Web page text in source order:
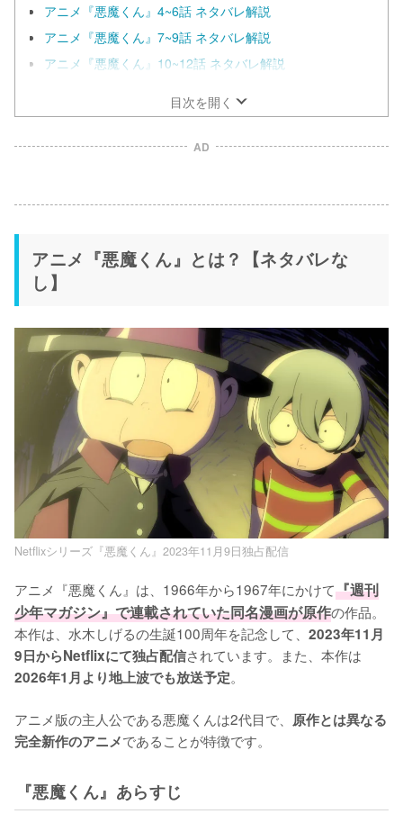
アニメ『悪魔くん』4~6話 ネタバレ解説
アニメ『悪魔くん』7~9話 ネタバレ解説
アニメ『悪魔くん』10~12話 ネタバレ解説
目次を開く
AD
アニメ『悪魔くん』とは？【ネタバレな
し】
Netflixシリーズ『悪魔くん』2023年11月9日独占配信
アニメ『悪魔くん』は、1966年から1967年にかけて『週刊
少年マガジン』で連載されていた同名漫画が原作の作品。
本作は、水木しげるの生誕100周年を記念して、 2023年11月
9日からNetflixにて独占配信されています。また、本作は
2026年1月より地上波でも放送予定。
アニメ版の主人公である悪魔くんは2代目で、 原作とは異なる
完全新作のアニメであることが特徴です。
『悪魔くん』あらすじ